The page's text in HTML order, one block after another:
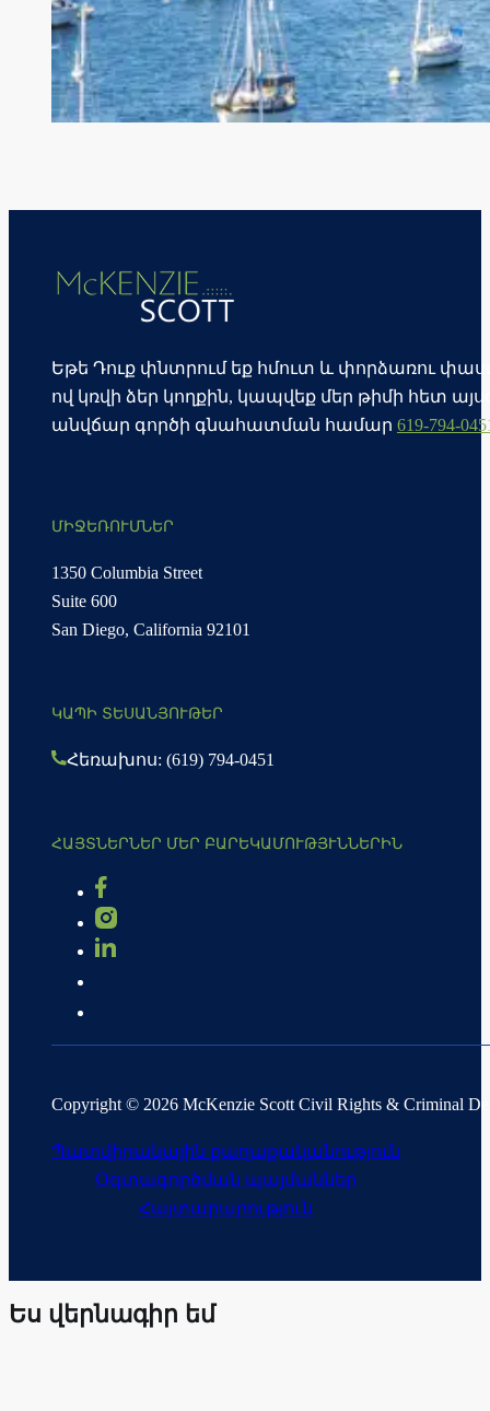
Եթե Դուք փնտրում եք հմուտ և փորձառու
ով կռվի ձեր կողքին, կապվեք մեր թիմի հետ
անվճար գործի գնահատման համար 619-794-
ՄԻՋԵՌՈՒՄՆԵՐ
1350 Columbia Street
Suite 600
San Diego, California 92101
ԿԱՊԻ ՏԵՍԱՆՅՈՒԹԵՐ
Հեռախոս: (619) 794-0451
ՀԱՅՏՆԵՐՆԵՐ ՄԵՐ ԲԱՐԵԿԱՄՈՒԹՅՒՆՆԵՐԻՆ
Copyright © 2026 McKenzie Scott Civil Rights & Criminal
Պատվիրակային քաղաքականություն
Օգտագործման պայմաններ
Հայտարարություն
Ես վերնագիր եմ